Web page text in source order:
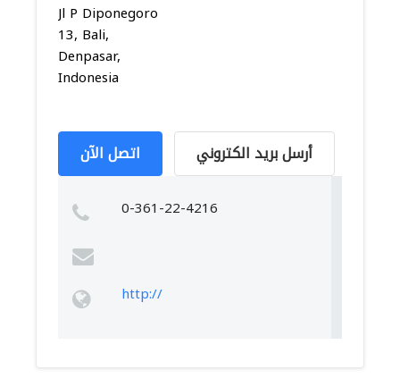
Jl P Diponegoro
13, Bali,
Denpasar,
Indonesia
اتصل الآن أرسل بريد الكتروني
0-361-22-4216
http://